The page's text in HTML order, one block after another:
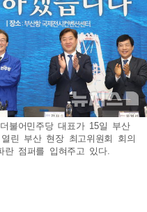
불어민주당 대표가 15일 부산
린 부산 현장 최고위원회 회의
점퍼를 입혀주고 있다.